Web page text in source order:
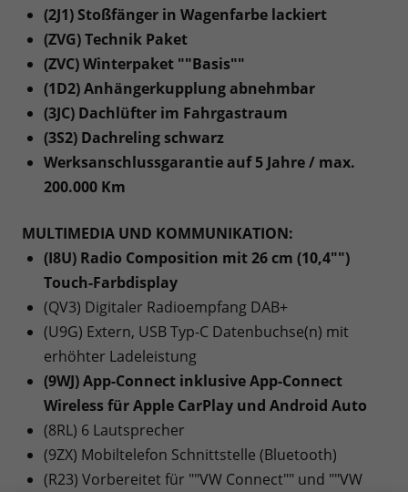
(2J1) Stoßfänger in Wagenfarbe lackiert
(ZVG) Technik Paket
(ZVC) Winterpaket ""Basis""
(1D2) Anhängerkupplung abnehmbar
(3JC) Dachlüfter im Fahrgastraum
(3S2) Dachreling schwarz
Werksanschlussgarantie auf 5 Jahre / max.
200.000 Km
MULTIMEDIA UND KOMMUNIKATION:
(I8U) Radio Composition mit 26 cm (10,4"")
Touch-Farbdisplay
(QV3) Digitaler Radioempfang DAB+
(U9G) Extern, USB Typ-C Datenbuchse(n) mit
erhöhter Ladeleistung
(9WJ) App-Connect inklusive App-Connect
Wireless für Apple CarPlay und Android Auto
(8RL) 6 Lautsprecher
(9ZX) Mobiltelefon Schnittstelle (Bluetooth)
(R23) Vorbereitet für ""VW Connect"" und ""VW